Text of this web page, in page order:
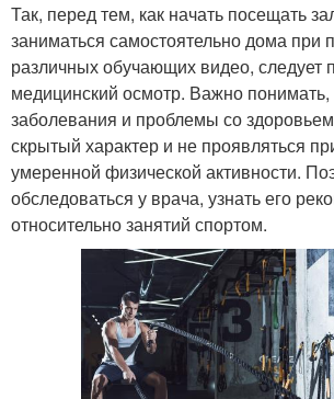
Так, перед тем, как начать посещать
заниматься самостоятельно дома при
различных обучающих видео, следует
медицинский осмотр. Важно понимать,
заболевания и проблемы со
скрытый характер и не проявляться
умеренной физической активности.
обследоваться у врача, узнать его
относительно занятий спортом.